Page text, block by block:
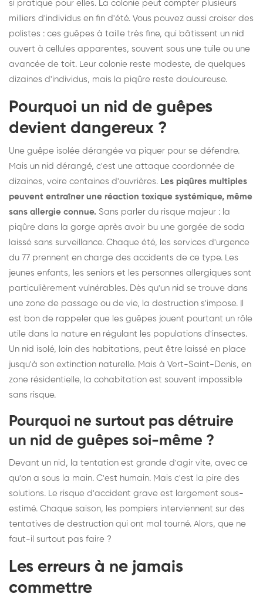
si pratique pour elles. La colonie peut compter plusieurs
milliers d'individus en fin d'été. Vous pouvez aussi croiser des
polistes : ces guêpes à taille très fine, qui bâtissent un nid
ouvert à cellules apparentes, souvent sous une tuile ou une
avancée de toit. Leur colonie reste modeste, de quelques
dizaines d'individus, mais la piqûre reste douloureuse.
Pourquoi un nid de guêpes
devient dangereux ?
Une guêpe isolée dérangée va piquer pour se défendre.
Mais un nid dérangé, c'est une attaque coordonnée de
dizaines, voire centaines d'ouvrières. Les piqûres multiples
peuvent entraîner une réaction toxique systémique, même
sans allergie connue. Sans parler du risque majeur : la
piqûre dans la gorge après avoir bu une gorgée de soda
laissé sans surveillance. Chaque été, les services d'urgence
du 77 prennent en charge des accidents de ce type. Les
jeunes enfants, les seniors et les personnes allergiques sont
particulièrement vulnérables. Dès qu'un nid se trouve dans
une zone de passage ou de vie, la destruction s'impose. Il
est bon de rappeler que les guêpes jouent pourtant un rôle
utile dans la nature en régulant les populations d'insectes.
Un nid isolé, loin des habitations, peut être laissé en place
jusqu'à son extinction naturelle. Mais à Vert-Saint-Denis, en
zone résidentielle, la cohabitation est souvent impossible
sans risque.
Pourquoi ne surtout pas détruire
un nid de guêpes soi-même ?
Devant un nid, la tentation est grande d'agir vite, avec ce
qu'on a sous la main. C'est humain. Mais c'est la pire des
solutions. Le risque d'accident grave est largement sous-
estimé. Chaque saison, les pompiers interviennent sur des
tentatives de destruction qui ont mal tourné. Alors, que ne
faut-il surtout pas faire ?
Les erreurs à ne jamais
commettre